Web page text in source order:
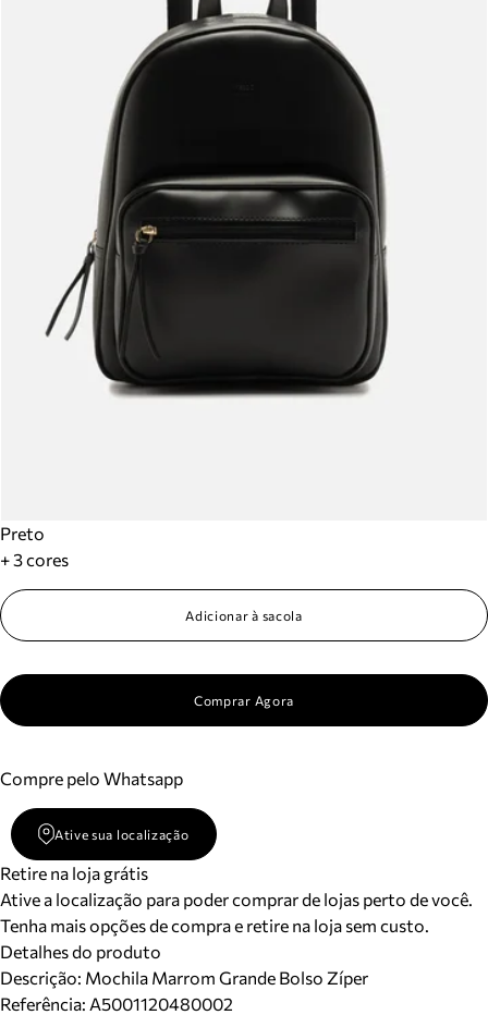
Preto
+ 3 cores
Adicionar à sacola
Comprar Agora
Compre pelo Whatsapp
Ative sua localização
Retire na loja grátis
Ative a localização para poder comprar de lojas perto de você.
Tenha mais opções de compra e retire na loja sem custo.
Detalhes do produto
Descrição: Mochila Marrom Grande Bolso Zíper
Referência: A5001120480002